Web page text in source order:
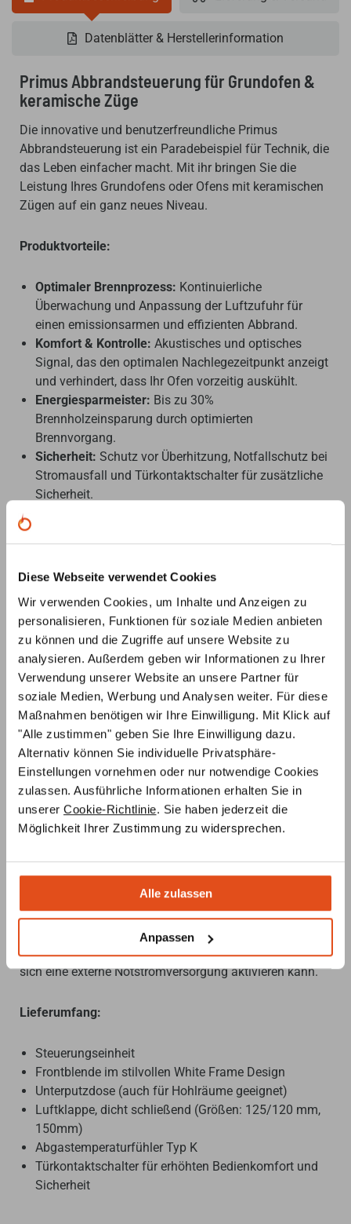
Diese Webseite verwendet Cookies
Wir verwenden Cookies, um Inhalte und Anzeigen zu
personalisieren, Funktionen für soziale Medien anbieten
zu können und die Zugriffe auf unsere Website zu
analysieren. Außerdem geben wir Informationen zu Ihrer
Verwendung unserer Website an unsere Partner für
soziale Medien, Werbung und Analysen weiter. Für diese
Maßnahmen benötigen wir Ihre Einwilligung. Mit Klick auf
"Alle zustimmen" geben Sie Ihre Einwilligung dazu.
Alternativ können Sie individuelle Privatsphäre-
Einstellungen vornehmen oder nur notwendige Cookies
zulassen. Ausführliche Informationen erhalten Sie in
unserer Cookie-Richtlinie. Sie haben jederzeit die
Möglichkeit Ihrer Zustimmung zu widersprechen.
Alle zulassen
Anpassen
Datenblätter & Herstellerinformation
Primus Abbrandsteuerung für Grundofen &
keramische Züge
Die innovative und benutzerfreundliche Primus
Abbrandsteuerung ist ein Paradebeispiel für Technik, die
das Leben einfacher macht. Mit ihr bringen Sie die
Leistung Ihres Grundofens oder Ofens mit keramischen
Zügen auf ein ganz neues Niveau.
Produktvorteile:
Optimaler Brennprozess: Kontinuierliche
Überwachung und Anpassung der Luftzufuhr für
einen emissionsarmen und effizienten Abbrand.
Komfort & Kontrolle: Akustisches und optisches
Signal, das den optimalen Nachlegezeitpunkt anzeigt
und verhindert, dass Ihr Ofen vorzeitig auskühlt.
Energiesparmeister: Bis zu 30%
Brennholzeinsparung durch optimierten
Brennvorgang.
Sicherheit: Schutz vor Überhitzung, Notfallschutz bei
Stromausfall und Türkontaktschalter für zusätzliche
Sicherheit.
Flexibilität: Wechseln Sie nach Belieben zwischen
Exzellentes Preis-Leistungs-Verhältnis:Hochwertige
Qualität zum fairen Preis – investieren Sie in
Langlebigkeit und Effizienz.
Service & Beratung:
Unsere Ofenexperten stehen Ihnen jederzeit zur Seite.
Egal, ob es um Fragen zur Installation oder zur
optimalen Anwendung der Abbrandsteuerung geht – wir
sind für Sie da!
Kompatibilität:
Die Primus Abbrandsteuerung ist mit den Ofeneinsätzen
der bei uns im Shop angebotenen Hersteller kompatibel.
Sicherheitsmerkmale:
In Notfallsituationen, wie beispielsweise einem
Stromausfall, öffnet sich die Luftklappe automatisch
vollständig. Eine integrierte Batterie gewährleistet den
Betrieb der Steuerung für bis zu 8 Sekunden, sodass
sich eine externe Notstromversorgung aktivieren kann.
Lieferumfang:
Steuerungseinheit
Frontblende im stilvollen White Frame Design
Unterputzdose (auch für Hohlräume geeignet)
Luftklappe, dicht schließend (Größen: 125/120 mm,
150mm)
Abgastemperaturfühler Typ K
Türkontaktschalter für erhöhten Bedienkomfort und
Sicherheit